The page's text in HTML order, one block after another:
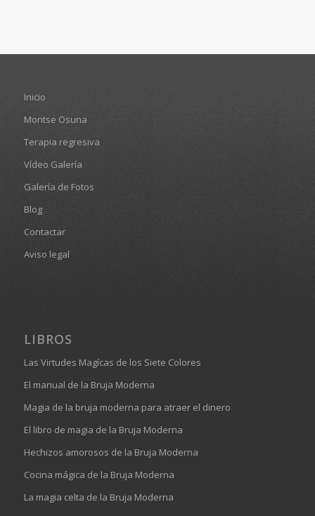
Inicio
Montse Osuna
Terapia regresiva
Vídeo Galería
Galería de Fotos
Blog
Contactar
Aviso legal
LIBROS
Las Virtudes Magícas de los Siete Colores
El manual de la Bruja Moderna
Magia de la bruja moderna para atraer el dinero
El libro de magia de la Bruja Moderna
Hechizos amorosos de la Bruja Moderna
Cocina mágica de la Bruja Moderna
La magia celta de la Bruja Moderna